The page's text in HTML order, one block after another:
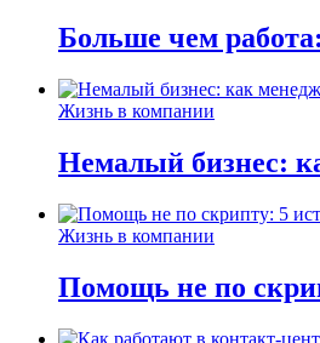
Больше чем
Жизнь в компании
Немалый бизнес:
Жизнь в компании
Помощь не по